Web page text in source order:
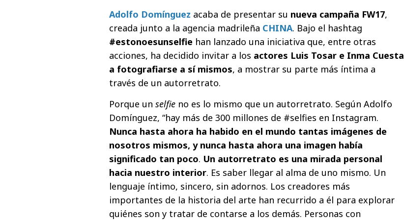
Adolfo Domínguez acaba de presentar su nueva campaña FW17,
creada junto a la agencia madrileña CHINA. Bajo el hashtag
#estonoesunselfie han lanzado una iniciativa que, entre otras
acciones, ha decidido invitar a los actores Luis Tosar e Inma Cuesta
a fotografiarse a sí mismos, a mostrar su parte más íntima a
través de un autorretrato.
Porque un selfie no es lo mismo que un autorretrato. Según Adolfo
Domínguez, “hay más de 300 millones de #selfies en Instagram.
Nunca hasta ahora ha habido en el mundo tantas imágenes de
nosotros mismos, y nunca hasta ahora una imagen había
significado tan poco. Un autorretrato es una mirada personal
hacia nuestro interior. Es saber llegar al alma de uno mismo. Un
lenguaje íntimo, sincero, sin adornos. Los creadores más
importantes de la historia del arte han recurrido a él para explorar
quiénes son y tratar de contarse a los demás. Personas con